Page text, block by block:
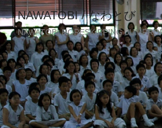
NAWATOBI / なわとび
NAWATOBI ROPESKIPPING